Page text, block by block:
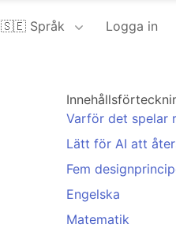
🇸🇪 Språk Logga in
Varför det spelar
Lätt för AI att
Fem
Engelska
Matematik